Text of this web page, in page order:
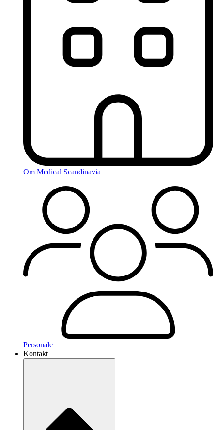
Om Medical Scandinavia
Personale
Kontakt